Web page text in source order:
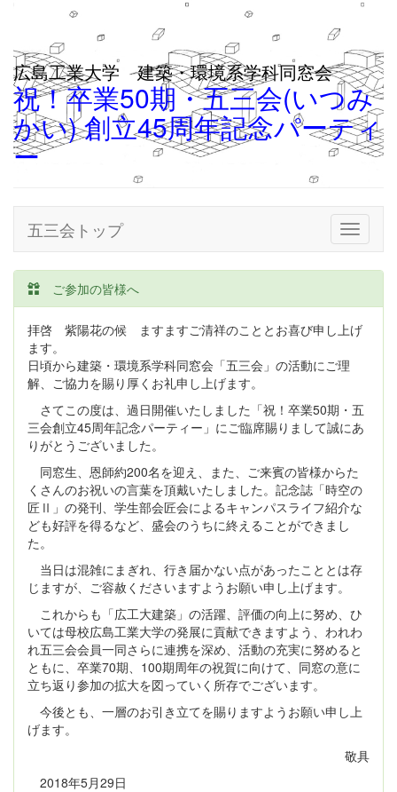
広島工業大学 建築・環境系学科同窓会
祝！卒業50期・五三会(いつみ
かい) 創立45周年記念パーティ
ー
Toggle
五三会トップ
ご参加の皆様へ
拝啓 紫陽花の候 ますますご清祥のこととお喜び申し上げ
ます。
日頃から建築・環境系学科同窓会「五三会」の活動にご理
解、ご協力を賜り厚くお礼申し上げます。
さてこの度は、過日開催いたしました「祝！卒業50期・五
三会創立45周年記念パーティー」にご臨席賜りまして誠にあ
りがとうございました。
同窓生、恩師約200名を迎え、また、ご来賓の皆様からた
くさんのお祝いの言葉を頂戴いたしました。記念誌「時空の
匠Ⅱ」の発刊、学生部会匠会によるキャンパスライフ紹介な
ども好評を得るなど、盛会のうちに終えることができまし
た。
当日は混雑にまぎれ、行き届かない点があったこととは存
じますが、ご容赦くださいますようお願い申し上げます。
これからも「広工大建築」の活躍、評価の向上に努め、ひ
いては母校広島工業大学の発展に貢献できますよう、われわ
れ五三会会員一同さらに連携を深め、活動の充実に努めると
ともに、卒業70期、100期周年の祝賀に向けて、同窓の意に
立ち返り参加の拡大を図っていく所存でございます。
今後とも、一層のお引き立てを賜りますようお願い申し上
げます。
敬具
2018年5月29日